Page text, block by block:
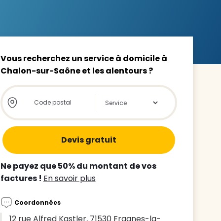
le
enfant
à
Vous recherchez un service à domicile à
Chalon-sur-Saône et les alentours ?
Store locator global - Autocompletion
Rechercher
Ne payez que 50% du montant de vos
factures ! En savoir plus
Coordonnées